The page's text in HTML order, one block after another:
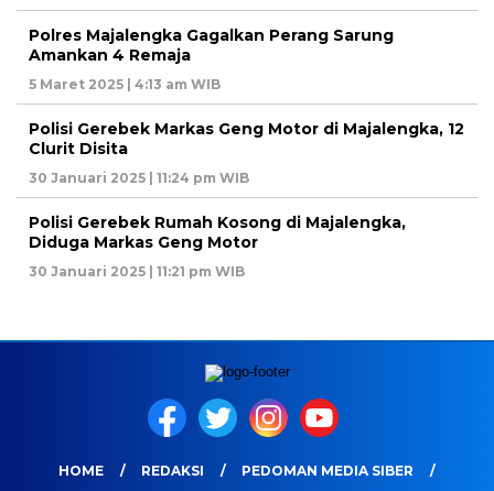
Polres Majalengka Gagalkan Perang Sarung
Amankan 4 Remaja
5 Maret 2025 | 4:13 am WIB
Polisi Gerebek Markas Geng Motor di Majalengka, 12
Clurit Disita
30 Januari 2025 | 11:24 pm WIB
Polisi Gerebek Rumah Kosong di Majalengka,
Diduga Markas Geng Motor
30 Januari 2025 | 11:21 pm WIB
HOME REDAKSI
PEDOMAN MEDIA SIBER